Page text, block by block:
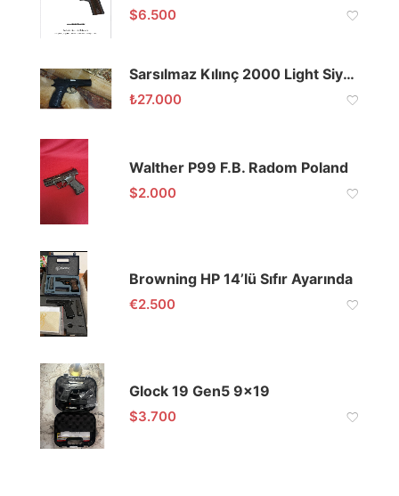
$6.500
Sarsılmaz Kılınç 2000 Light Siyah
₺27.000
Walther P99 F.B. Radom Poland
$2.000
Browning HP 14’lü Sıfır Ayarında
€2.500
Glock 19 Gen5 9×19
$3.700